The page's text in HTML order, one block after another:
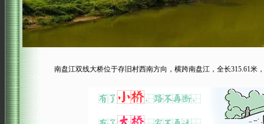
南盘江双线大桥位于存旧村西南方向，横跨南盘江，全长315.61米